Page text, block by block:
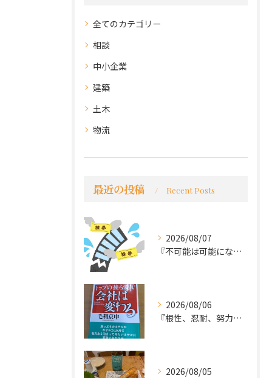
全てのカテゴリー
相談
中小企業
建築
土木
物流
最近の投稿 Recent Posts
2026/08/07
『不可能は可能になる』
2026/08/06
『根性、忍耐、努力という言葉は死語なのか』
2026/08/05